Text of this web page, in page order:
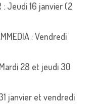
: Jeudi 16 janvier (2
: Vendredi
Mardi 28 et jeudi 30
janvier et vendredi